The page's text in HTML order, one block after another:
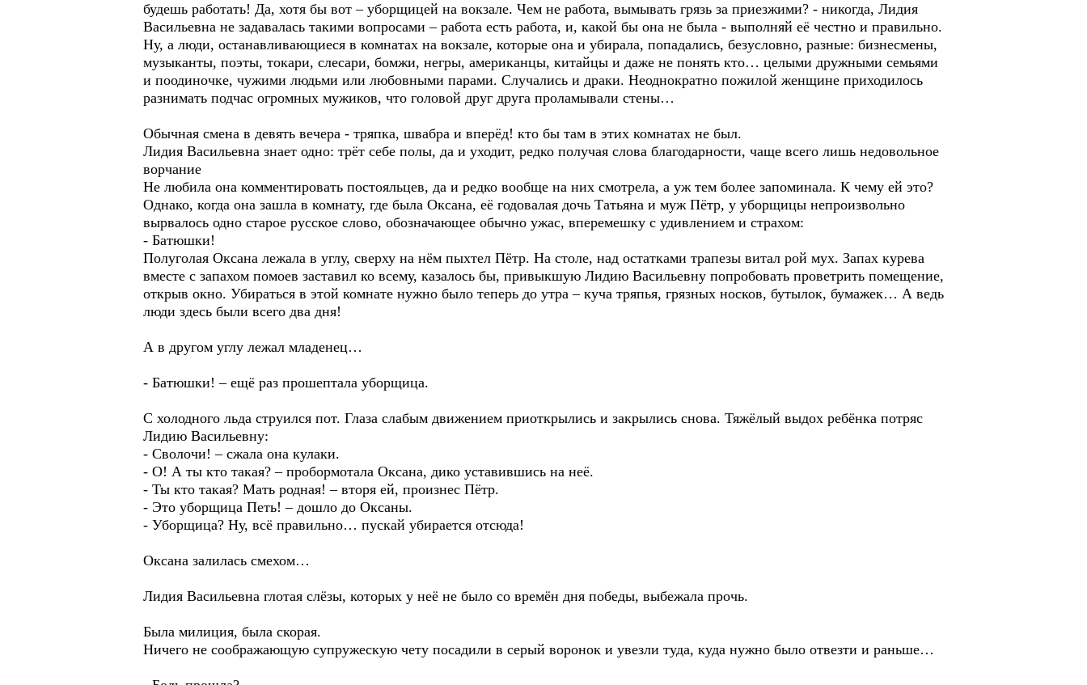
будешь работать! Да, хотя бы вот – уборщицей на вокзале. Чем не работа, вымывать грязь за приезжими? - никогда, Лидия
Васильевна не задавалась такими вопросами – работа есть работа, и, какой бы она не была - выполняй её честно и правильно.
Ну, а люди, останавливающиеся в комнатах на вокзале, которые она и убирала, попадались, безусловно, разные: бизнесмены,
музыканты, поэты, токари, слесари, бомжи, негры, американцы, китайцы и даже не понять кто… целыми дружными семьями
и поодиночке, чужими людьми или любовными парами. Случались и драки. Неоднократно пожилой женщине приходилось
разнимать подчас огромных мужиков, что головой друг друга проламывали стены…
Обычная смена в девять вечера - тряпка, швабра и вперёд! кто бы там в этих комнатах не был.
Лидия Васильевна знает одно: трёт себе полы, да и уходит, редко получая слова благодарности, чаще всего лишь недовольное
ворчание
Не любила она комментировать постояльцев, да и редко вообще на них смотрела, а уж тем более запоминала. К чему ей это?
Однако, когда она зашла в комнату, где была Оксана, её годовалая дочь Татьяна и муж Пётр, у уборщицы непроизвольно
вырвалось одно старое русское слово, обозначающее обычно ужас, вперемешку с удивлением и страхом:
- Батюшки!
Полуголая Оксана лежала в углу, сверху на нём пыхтел Пётр. На столе, над остатками трапезы витал рой мух. Запах курева
вместе с запахом помоев заставил ко всему, казалось бы, привыкшую Лидию Васильевну попробовать проветрить помещение,
открыв окно. Убираться в этой комнате нужно было теперь до утра – куча тряпья, грязных носков, бутылок, бумажек… А ведь
люди здесь были всего два дня!
А в другом углу лежал младенец…
- Батюшки! – ещё раз прошептала уборщица.
С холодного льда струился пот. Глаза слабым движением приоткрылись и закрылись снова. Тяжёлый выдох ребёнка потряс
Лидию Васильевну:
- Сволочи! – сжала она кулаки.
- О! А ты кто такая? – пробормотала Оксана, дико уставившись на неё.
- Ты кто такая? Мать родная! – вторя ей, произнес Пётр.
- Это уборщица Петь! – дошло до Оксаны.
- Уборщица? Ну, всё правильно… пускай убирается отсюда!
Оксана залилась смехом…
Лидия Васильевна глотая слёзы, которых у неё не было со времён дня победы, выбежала прочь.
Была милиция, была скорая.
Ничего не соображающую супружескую чету посадили в серый воронок и увезли туда, куда нужно было отвезти и раньше…